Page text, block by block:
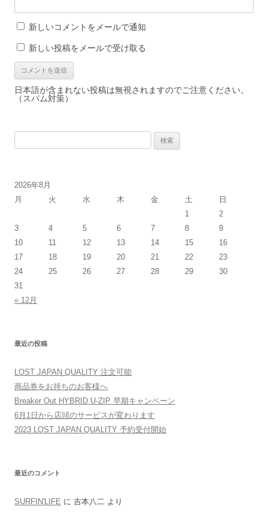
新しいコメントをメールで通知
新しい投稿をメールで受け取る
日本語が含まれない投稿は無視されますのでご注意ください。
（スパム対策）
2026年8月
月
火 水 木 金 土
日
1
2
3
4 5 6 7 8
9
10
11 12 13 14 15
16
17
18 19 20 21 22
23
24
25 26 27 28 29
30
31
« 12月
最近の投稿
LOST JAPAN QUALITY 注文可能
商品券をお持ちのお客様へ
Breaker Out HYBRID U-ZIP 早期キャンペーン
6月1日から店頭のサービスが変わります
2023 LOST JAPAN QUALITY 予約受付開始
最近のコメント
SURFIN'LIFE に 吉本八二 より